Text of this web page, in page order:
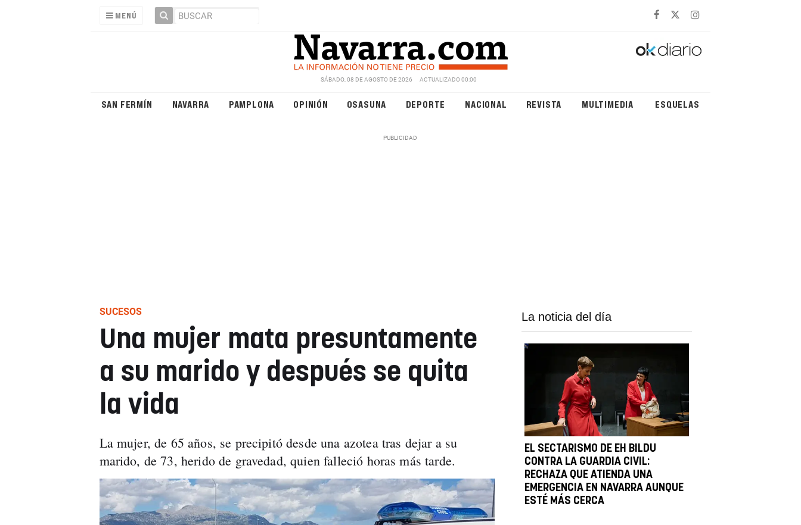
MENÚ
SÁBADO, 08 DE AGOSTO DE 2026 ACTUALIZADO 00:00
SAN FERMÍN NAVARRA PAMPLONA OPINIÓN OSASUNA DEPORTE NACIONAL REVISTA MULTIMEDIA ESQUELAS
SUCESOS
Una mujer mata presuntamente
a su marido y después se quita
la vida
La mujer, de 65 años, se precipitó desde una azotea tras dejar a su
marido, de 73, herido de gravedad, quien falleció horas más tarde.
La noticia del día
EL SECTARISMO DE EH BILDU
CONTRA LA GUARDIA CIVIL:
RECHAZA QUE ATIENDA UNA
EMERGENCIA EN NAVARRA AUNQUE
ESTÉ MÁS CERCA